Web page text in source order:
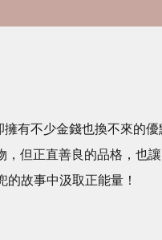
禮遇
有不少金錢也換不來的優
但正直善良的品格，也讓
故事中汲取正能量！